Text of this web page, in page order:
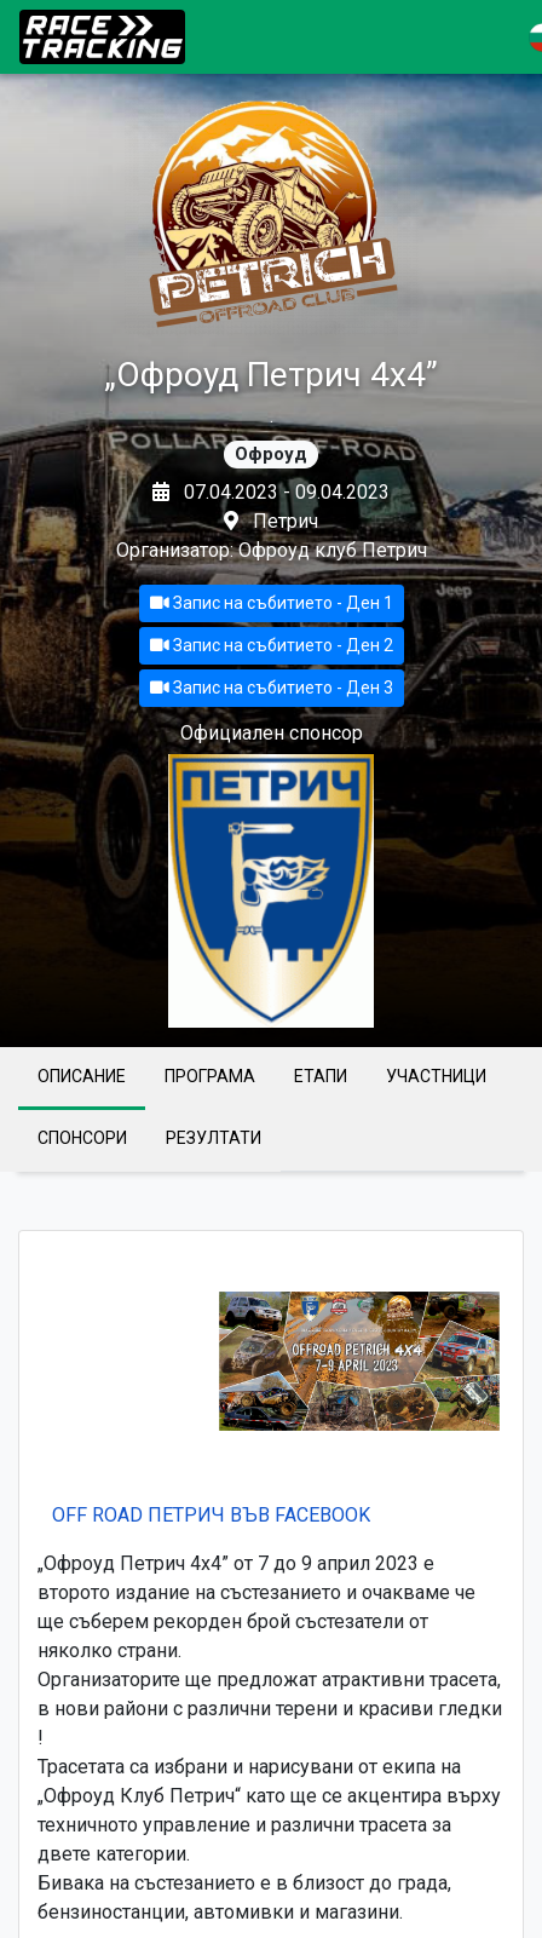
„Офроуд Петрич 4х4”
.
Офроуд
07.04.2023 - 09.04.2023
Петрич
Организатор: Офроуд клуб Петрич
Запис на събитието - Ден 1
Запис на събитието - Ден 2
Запис на събитието - Ден 3
Официален спонсор
ОПИСАНИЕ ПРОГРАМА ЕТАПИ УЧАСТНИЦИ
СПОНСОРИ РЕЗУЛТАТИ
OFF ROAD ПЕТРИЧ ВЪВ FACEBOOK
„Офроуд Петрич 4х4” от 7 до 9 април 2023 е
второто издание на състезанието и очакваме че
ще съберем рекорден брой състезатели от
няколко страни.
Организаторите ще предложат атрактивни трасета,
в нови райони с различни терени и красиви гледки
!
Трасетата са избрани и нарисувани от екипа на
„Офроуд Клуб Петрич“ като ще се акцентира върху
техничното управление и различни трасета за
двете категории.
Бивака на състезанието е в близост до града,
бензиностанции, автомивки и магазини.